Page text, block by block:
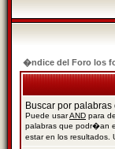
�ndice del Foro los
Buscar por palabras
Puede usarAND para
palabras que podr�an
estar en los